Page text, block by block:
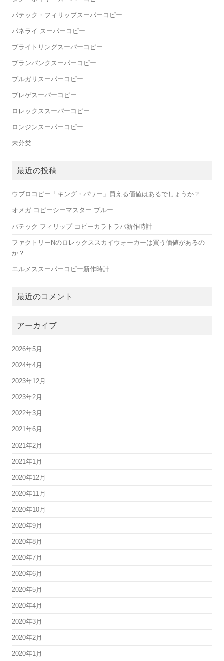
パテック・フィリップスーパーコピー
パネライ スーパーコピー
ブライトリングスーパーコピー
ブランパンクスーパーコピー
ブルガリスーパーコピー
ブレゲスーパーコピー
ロレックススーパーコピー
ロンジンスーパーコピー
未分类
最近の投稿
ウブロコピー「キング・パワー」買える価値はあるでしょうか？
オメガ コピーシーマスター ブルー
パテック フィリップ コピーカラトラバ新作時計
ファクトリーNのロレックススカイウォーカーは買う価値があるの
か？
エルメススーパーコピー新作時計
最近のコメント
アーカイブ
2026年5月
2024年4月
2023年12月
2023年2月
2022年3月
2021年6月
2021年2月
2021年1月
2020年12月
2020年11月
2020年10月
2020年9月
2020年8月
2020年7月
2020年6月
2020年5月
2020年4月
2020年3月
2020年2月
2020年1月